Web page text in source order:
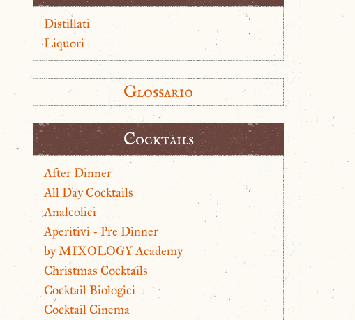
Distillati
Liquori
Glossario
Cocktails
After Dinner
All Day Cocktails
Analcolici
Aperitivi - Pre Dinner
by MIXOLOGY Academy
Christmas Cocktails
Cocktail Biologici
Cocktail Cinema